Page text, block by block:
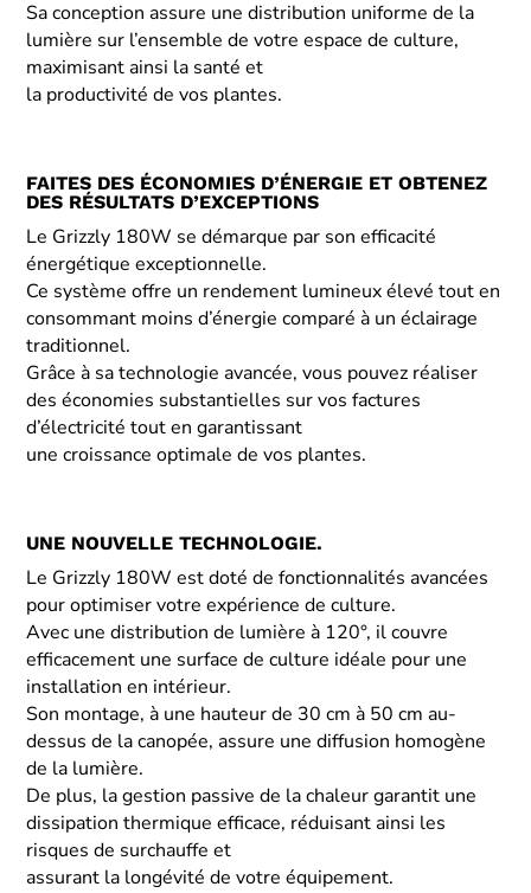
Sa conception assure une distribution uniforme de la
lumière sur l’ensemble de votre espace de culture,
maximisant ainsi la santé et
la productivité de vos plantes.
FAITES DES ÉCONOMIES D’ÉNERGIE ET OBTENEZ
DES RÉSULTATS D’EXCEPTIONS
Le Grizzly 180W se démarque par son efficacité
énergétique exceptionnelle.
Ce système offre un rendement lumineux élevé tout en
consommant moins d’énergie comparé à un éclairage
traditionnel.
Grâce à sa technologie avancée, vous pouvez réaliser
des économies substantielles sur vos factures
d’électricité tout en garantissant
une croissance optimale de vos plantes.
UNE NOUVELLE TECHNOLOGIE.
Le Grizzly 180W est doté de fonctionnalités avancées
pour optimiser votre expérience de culture.
Avec une distribution de lumière à 120°, il couvre
efficacement une surface de culture idéale pour une
installation en intérieur.
Son montage, à une hauteur de 30 cm à 50 cm au-
dessus de la canopée, assure une diffusion homogène
de la lumière.
De plus, la gestion passive de la chaleur garantit une
dissipation thermique efficace, réduisant ainsi les
risques de surchauffe et
assurant la longévité de votre équipement.